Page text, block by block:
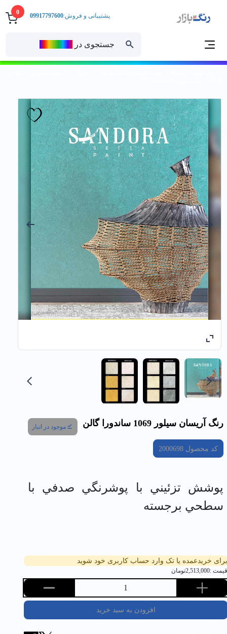
0
جستجوی در
پشتیبانی و فروش:09917797600
رنگ آريسان سيلور 1069 ساندورا گالن موجود در انبار
کد محصول2000698
پوشش تزئيني با پوشرنگي صدفي با
سطحي برجسته
برای خریدعمده یا تک وارد حساب کاربری خود شوید
قیمت :2,513,000تومان
1
افزودن به سبد خرید